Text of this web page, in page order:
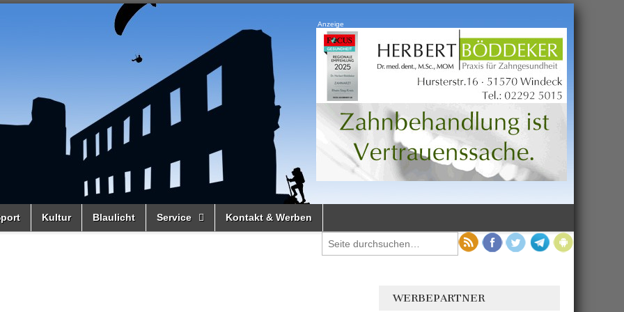
Anzeige
Kultur Blaulicht Service Kontakt & Werben
WERBEPARTNER